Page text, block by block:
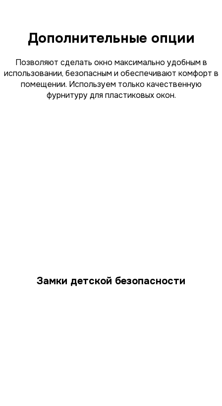
Дополнительные опции
Позволяют сделать окно максимально удобным в
использовании, безопасным и обеспечивают комфорт в
помещении. Используем только качественную
фурнитуру для пластиковых окон.
Замки детской безопасности